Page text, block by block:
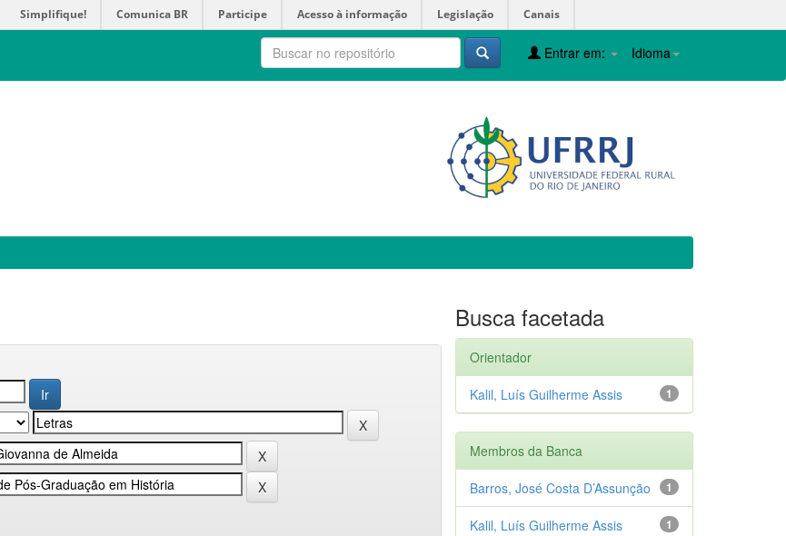
Simplifique! Comunica BR Participe Acesso à informação Legislação Canais
Idioma
Entrar em:
Busca facetada
Orientador
1
Kalil, Luís Guilherme Assis
Membros da Banca
1
Barros, José Costa D’Assunção
1
Kalil, Luís Guilherme Assis